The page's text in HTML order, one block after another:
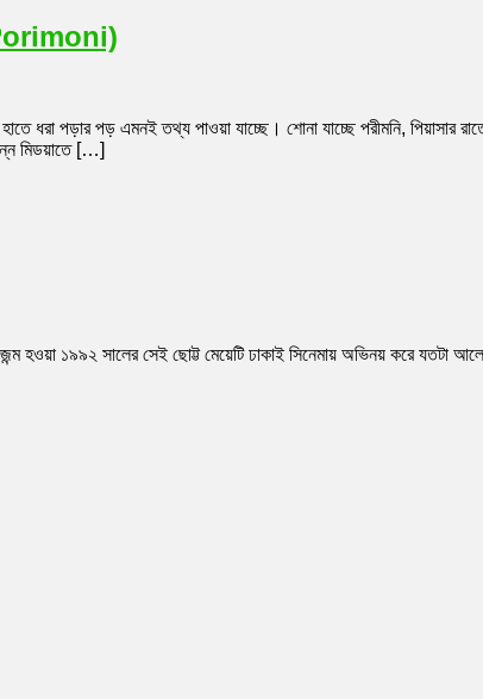
ধরা পড়ার পড় এমনই তথ্য পাওয়া যাচ্ছে। শোনা যাচ্ছে পরীমনি, পিয়াসার
মিডয়াতে […]
হওয়া ১৯৯২ সালের সেই ছোট্ট মেয়েটি ঢাকাই সিনেমায় অভিনয় করে যতটা